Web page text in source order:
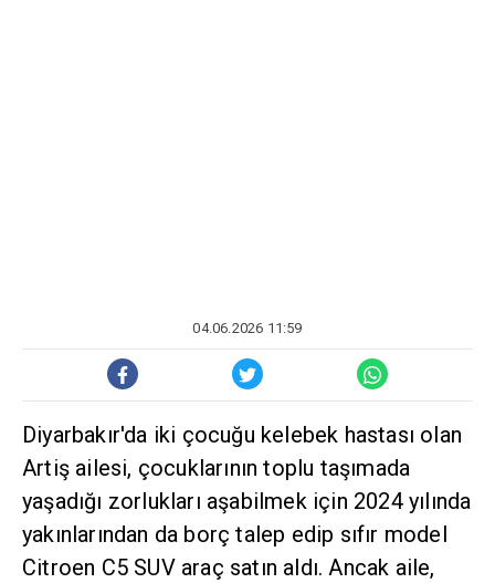
04.06.2026 11:59
Diyarbakır'da iki çocuğu kelebek hastası olan
Artiş ailesi, çocuklarının toplu taşımada
yaşadığı zorlukları aşabilmek için 2024 yılında
yakınlarından da borç talep edip sıfır model
Citroen C5 SUV araç satın aldı. Ancak aile,